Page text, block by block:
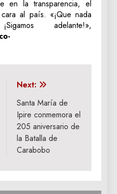
en la transparencia, el
al país. «¡Que nada
adelante!»,
Next:
Santa María de
Ipire conmemora el
205 aniversario de
la Batalla de
Carabobo